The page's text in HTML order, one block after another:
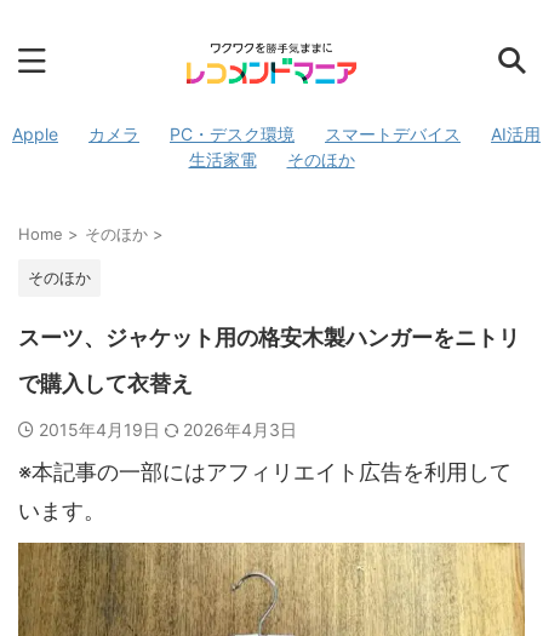
Apple カメラ PC・デスク環境 スマートデバイス
AI活用
生活家電
そのほか
Home > そのほか >
そのほか
スーツ、ジャケット用の格安木製ハンガーをニトリ
で購入して衣替え
2015年4月19日 2026年4月3日
※本記事の一部にはアフィリエイト広告を利用して
います。